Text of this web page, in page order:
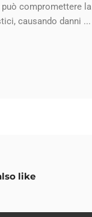
compromettere la
causando danni ...
like